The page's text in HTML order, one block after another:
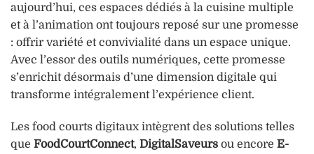
aujourd’hui, ces espaces dédiés à la cuisine multiple
et à l’animation ont toujours reposé sur une promesse
: offrir variété et convivialité dans un espace unique.
Avec l’essor des outils numériques, cette promesse
s’enrichit désormais d’une dimension digitale qui
transforme intégralement l’expérience client.
Les food courts digitaux intègrent des solutions telles
que FoodCourtConnect, DigitalSaveurs ou encore E-